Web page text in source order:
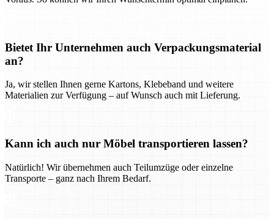
Bietet Ihr Unternehmen auch Verpackungsmaterial
an?
Ja, wir stellen Ihnen gerne Kartons, Klebeband und weitere
Materialien zur Verfügung – auf Wunsch auch mit Lieferung.
Kann ich auch nur Möbel transportieren lassen?
Natürlich! Wir übernehmen auch Teilumzüge oder einzelne
Transporte – ganz nach Ihrem Bedarf.